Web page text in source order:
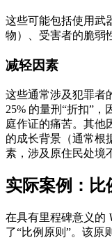
这些可能包括使用武
物）、受害者的脆弱
减轻因素
这些通常涉及犯罪者
25% 的量刑“折扣”
庭作证的痛苦。其他
的成长背景（通常根
素，涉及原住民处境
实际案例：比
在具有里程碑意义的
了“比例原则”。该原